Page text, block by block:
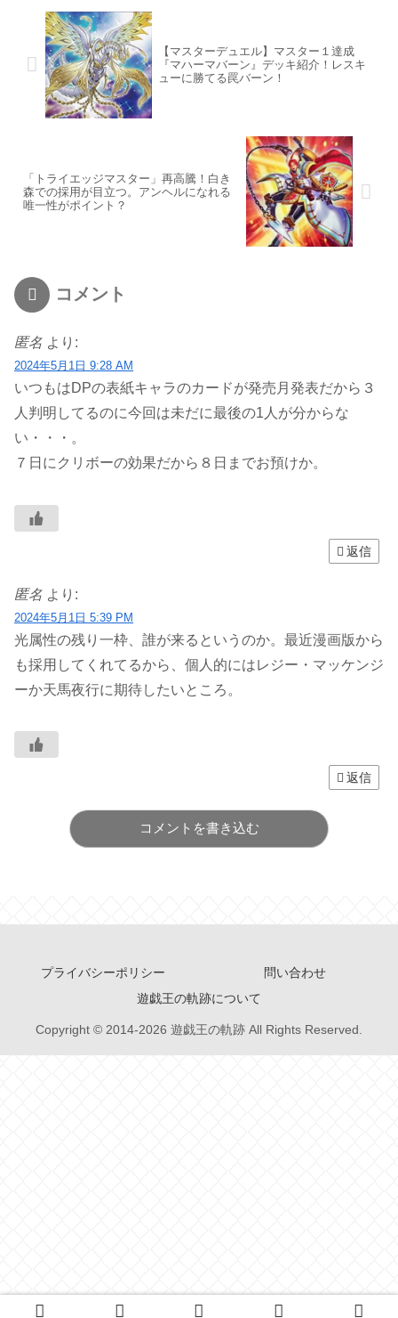
【マスターデュエル】マスター１達成
『マハーマバーン』デッキ紹介！レスキ
ューに勝てる罠バーン！
「トライエッジマスター」再高騰！白き
森での採用が目立つ。アンヘルになれる
唯一性がポイント？
コメント
匿名 より:
2024年5月1日 9:28 AM
いつもはDPの表紙キャラのカードが発売月発表だから３
人判明してるのに今回は未だに最後の1人が分からな
い・・・。
７日にクリボーの効果だから８日までお預けか。
返信
匿名 より:
2024年5月1日 5:39 PM
光属性の残り一枠、誰が来るというのか。最近漫画版から
も採用してくれてるから、個人的にはレジー・マッケンジ
ーか天馬夜行に期待したいところ。
返信
コメントを書き込む
プライバシーポリシー
問い合わせ
遊戯王の軌跡について
Copyright © 2014-2026 遊戯王の軌跡 All Rights Reserved.